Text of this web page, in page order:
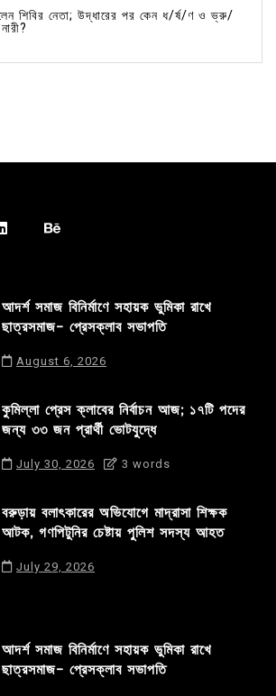
শিবির নেতা; উদ্ধারের পর কেন ধ/র্ষ/ণ ও ভ্রু/
আদর্শ সমাজ বিনির্মাণে সহায়ক ভুমিকা রাখে
ছাত্রসমাজ- প্রেসক্লাব সভাপতি
August 6, 2026
কুমিল্লা প্রেস ক্লাবের নির্বাচন আজ; ১৭টি পদের
জন্য ৩৩ জন প্রার্থী ভোটযুদ্ধে
July 30, 2026 3 words
বরুড়ায় বলাৎকারের অভিযোগে মাদ্রাসা শিক্ষক
আটক, গণপিটুনির চেষ্টায় পুলিশ সদস্য আহত
July 29, 2026
আদর্শ সমাজ বিনির্মাণে সহায়ক ভুমিকা রাখে
ছাত্রসমাজ- প্রেসক্লাব সভাপতি